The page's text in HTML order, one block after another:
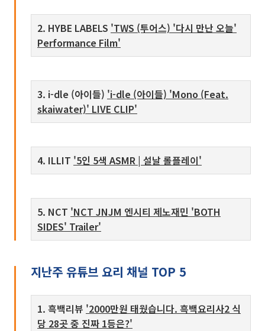
2. HYBE LABELS 'TWS (투어스) '다시 만난 오늘'
Performance Film'
3. i-dle (아이들) 'i-dle (아이들) 'Mono (Feat.
skaiwater)' LIVE CLIP'
4. ILLIT '5인 5색 ASMR | 설날 롤플레이'
5. NCT 'NCT JNJM 엔시티 제노재민 'BOTH
SIDES' Trailer'
지난주 유튜브 요리 채널 TOP 5
1. 흑백리뷰 '2000만원 태웠습니다. 흑백요리사2 식
당 28곳 중 진짜 1등은?'